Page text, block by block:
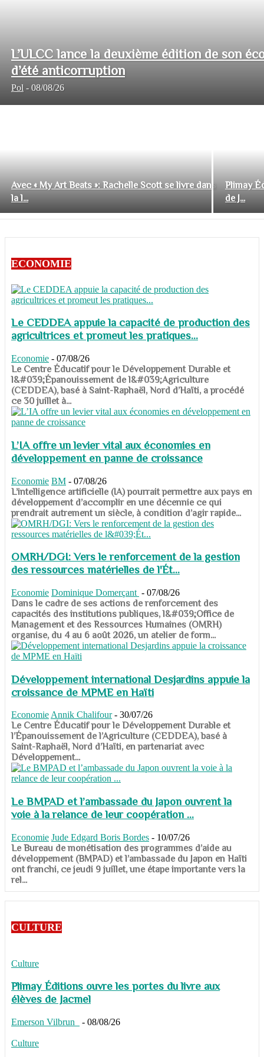
L’ULCC lance la deuxième édition de son
d’été anticorruption
Pol - 08/08/26
Avec « My Art Beats »: Rachelle Scott se livre dans
la l...
Plimay
de J...
ECONOMIE
Le CEDDEA appuie la capacité de production des
agricultrices et promeut les pratiques...
Economie - 07/08/26
​​​​​​​Le Centre Éducatif pour le Développement Durable et
l&#039;Épanouissement de l&#039;Agriculture
(CEDDEA), basé à Saint-Raphaël, Nord d’Haïti, a procédé
ce 30 juillet à...
L’IA offre un levier vital aux économies en
développement en panne de croissance
Economie BM - 07/08/26
​​​​​​​L’intelligence artificielle (IA) pourrait permettre aux pays en
développement d’accomplir en une décennie ce qui
prendrait autrement un siècle, à condition d’agir rapide...
OMRH/DGI: Vers le renforcement de la gestion
des ressources matérielles de l'Ét...
Economie Dominique Domerçant - 07/08/26
Dans le cadre de ses actions de renforcement des
capacités des institutions publiques, l&#039;Office de
Management et des Ressources Humaines (OMRH)
organise, du 4 au 6 août 2026, un atelier de form...
Développement international Desjardins appuie la
croissance de MPME en Haïti
Economie Annik Chalifour - 30/07/26
​​​​​​​Le Centre Éducatif pour le Développement Durable et
l’Épanouissement de l’Agriculture (CEDDEA), basé à
Saint-Raphaël, Nord d’Haïti, en partenariat avec
Développement...
Le BMPAD et l’ambassade du Japon ouvrent la
voie à la relance de leur coopération ...
Economie Jude Edgard Boris Bordes - 10/07/26
​​​​​​​Le Bureau de monétisation des programmes d’aide au
développement (BMPAD) et l’ambassade du Japon en Haïti
ont franchi, ce jeudi 9 juillet, une étape importante vers la
rel...
CULTURE
Culture
Plimay Éditions ouvre les portes du livre aux
élèves de Jacmel
Emerson Vilbrun - 08/08/26
Culture